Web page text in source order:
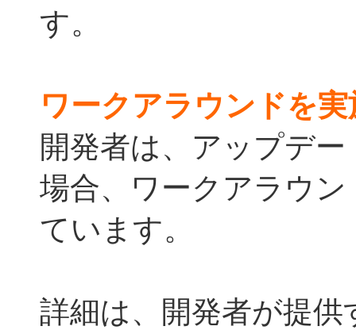
す。
ワークアラウンドを
開発者は、アップデ
場合、ワークアラウ
ています。
詳細は、開発者が提供